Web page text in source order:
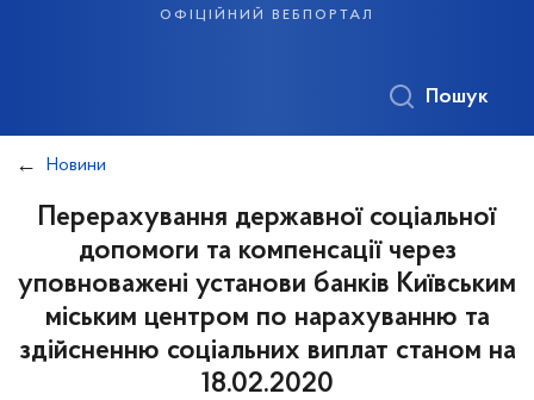
офіційний вебпортал
Пошук
Новини
Перерахування державної соціальної
допомоги та компенсації через
уповноважені установи банків Київським
міським центром по нарахуванню та
здійсненню соціальних виплат станом на
18.02.2020